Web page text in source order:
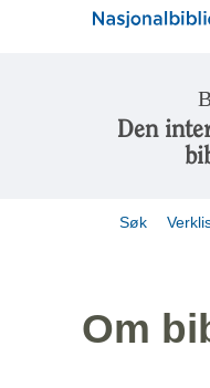
Den
Søk
Om